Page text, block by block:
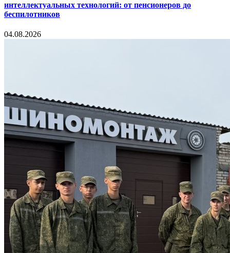
интеллектуальных технологий: от пенсионеров до
беспилотников
04.08.2026